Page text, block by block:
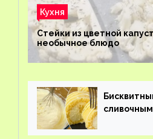
Кухня
Стейки из цветной
необычное блюдо